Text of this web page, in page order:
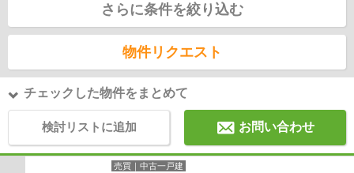
さらに条件を絞り込む
物件リクエスト
チェックした物件をまとめて
検討リストに追加 お問い合わせ
売買｜中古一戸建